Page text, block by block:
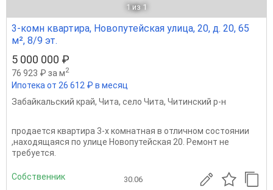
1 из 1
3-комн квартира, Новопутейская улица, 20, д. 20, 65
м², 8/9 эт.
5 000 000 ₽
76 923 ₽ за м2
Ипотека от 26 612 ₽ в месяц
Забайкальский край, Чита, село Чита, Читинский р-н
продается квартира 3-х комнатная в отличном состоянии
,находящаяся по улице Новопутейская 20. Ремонт не
требуется.
Собственник 30.06